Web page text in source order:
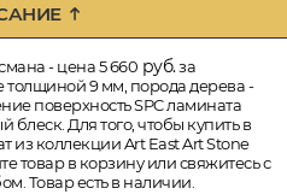
- цена 5 660 руб.за
толщиной 9 мм, порода дерева -
поверхность SPC ламината
блеск. Для того, чтобы купить в
из коллекции Art East Art Stone
товар в корзину или свяжитесь с
Товар есть в наличии.